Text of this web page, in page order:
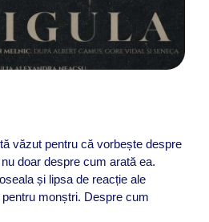
văzut pentru că vorbește despre
doar despre cum arată ea.
și lipsa de reacție ale
monștri. Despre cum